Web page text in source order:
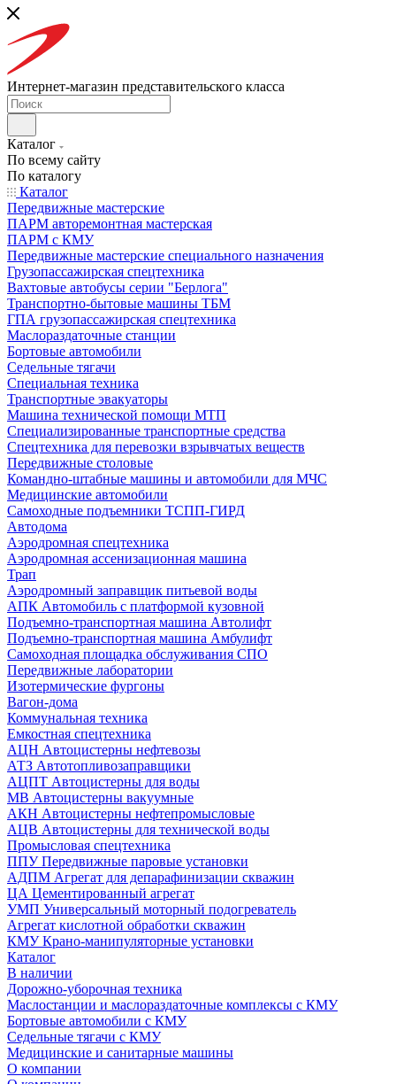
Интернет-магазин представительского класса
Каталог
По всему сайту
По каталогу
Каталог
Передвижные мастерские
ПАРМ авторемонтная мастерская
ПАРМ с КМУ
Передвижные мастерские специального назначения
Грузопассажирская спецтехника
Вахтовые автобусы серии "Берлога"
Транспортно-бытовые машины ТБМ
ГПА грузопассажирская спецтехника
Маслораздаточные станции
Бортовые автомобили
Седельные тягачи
Специальная техника
Транспортные эвакуаторы
Машина технической помощи МТП
Специализированные транспортные средства
Спецтехника для перевозки взрывчатых веществ
Передвижные столовые
Командно-штабные машины и автомобили для МЧС
Медицинские автомобили
Самоходные подъемники ТСПП-ГИРД
Автодома
Аэродромная спецтехника
Аэродромная ассенизационная машина
Трап
Аэродромный заправщик питьевой воды
АПК Автомобиль с платформой кузовной
Подъемно-транспортная машина Автолифт
Подъемно-транспортная машина Амбулифт
Самоходная площадка обслуживания СПО
Передвижные лаборатории
Изотермические фургоны
Вагон-дома
Коммунальная техника
Емкостная спецтехника
АЦН Автоцистерны нефтевозы
АТЗ Автотопливозаправщики
АЦПТ Автоцистерны для воды
МВ Автоцистерны вакуумные
АКН Автоцистерны нефтепромысловые
АЦВ Автоцистерны для технической воды
Промысловая спецтехника
ППУ Передвижные паровые установки
АДПМ Агрегат для депарафинизации скважин
ЦА Цементированный агрегат
УМП Универсальный моторный подогреватель
Агрегат кислотной обработки скважин
КМУ Крано-манипуляторные установки
Каталог
В наличии
Дорожно-уборочная техника
Маслостанции и маслораздаточные комплексы с КМУ
Бортовые автомобили с КМУ
Седельные тягачи с КМУ
Медицинские и санитарные машины
О компании